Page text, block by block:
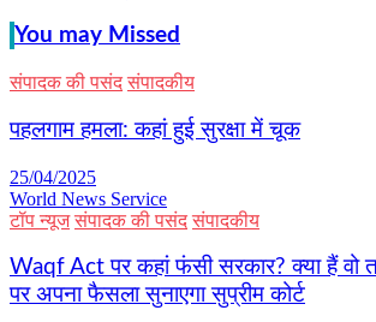
You may Missed
संपादक की पसंद संपादकीय
पहलगाम हमला: कहां हुई सुरक्षा में चूक
25/04/2025
World News Service
टॉप न्यूज संपादक की पसंद संपादकीय
Waqf Act पर कहां फंसी सरकार? क्या हैं वो
पर अपना फैसला सुनाएगा सुप्रीम कोर्ट